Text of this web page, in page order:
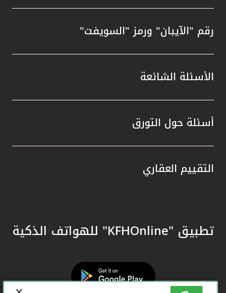
رقم "الآيبان" ورمز "السويفت"
الأسئلة الشائعة
أسئلة حول التورق
التقييم العقاري
تطبيق "KFHOnline" للهواتف الذكية